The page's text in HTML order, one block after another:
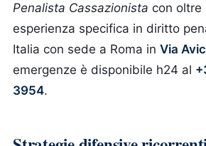
Penalista Cassazionista con oltre
esperienza specifica in diritto
Italia con sede a Roma in Via
emergenze è disponibile h24 al
3954.